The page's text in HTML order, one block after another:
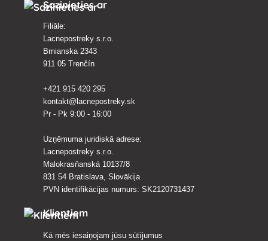
Sazinieties ar
Filiāle:
Lacnepostreky s.r.o.
Brnianska 2343
911 05 Trenčín
+421 915 420 295
kontakt@lacnepostreky.sk
Pr - Pk 9:00 - 16:00
Uzņēmuma juridiskā adrese:
Lacnepostreky s.r.o.
Malokrasňanská 10137/8
831 54 Bratislava, Slovākija
PVN identifikācijas numurs: SK2120731437
Klientiem
Kā mēs iesaiņojam jūsu sūtījumus